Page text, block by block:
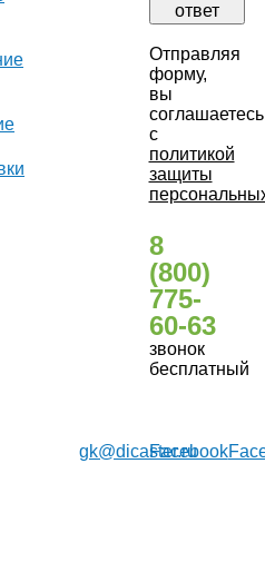
ответ
Отправляя
форму,
вы
соглашаетесь
с
политикой
защиты
8
(800)
775-
60-63
звонок
бесплатный
gk@dicaster.ru
Facebook